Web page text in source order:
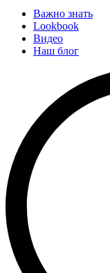
Важно знать
Lookbook
Видео
Наш блог